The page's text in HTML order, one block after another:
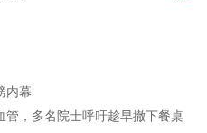
内幕
管，多名院士呼吁趁早撤下餐桌